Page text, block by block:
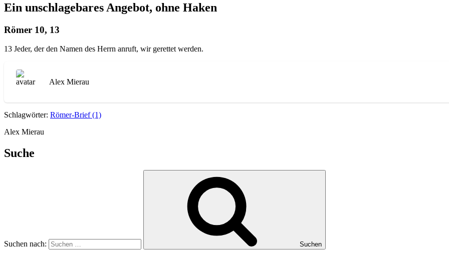
Ein unschlagebares Angebot, ohne Haken
Römer 10, 13
13 Jeder, der den Namen des Herrn anruft, wir gerettet werden.
Alex Mierau
Schlagwörter: Römer-Brief (1)
Alex Mierau
Suche
Suchen nach: Suchen